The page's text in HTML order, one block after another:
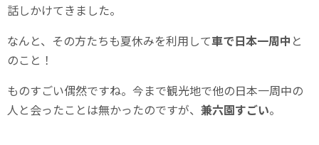
話しかけてきました。
なんと、その方たちも夏休みを利用して車で日本一周中 と
のこと！
ものすごい偶然ですね。今まで観光地で他の日本一周中の
人と会ったことは無かったのですが、 兼六園すごい。